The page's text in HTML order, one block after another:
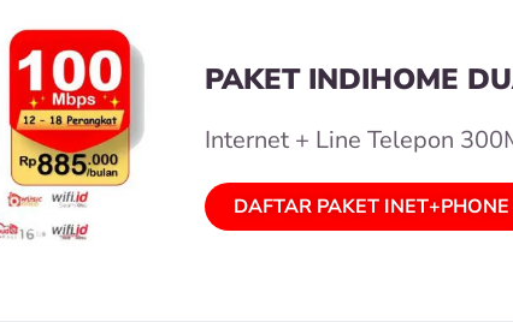
PAKET INDIHOME
Internet + Line Telepon
DAFTAR PAKET INET+PHONE